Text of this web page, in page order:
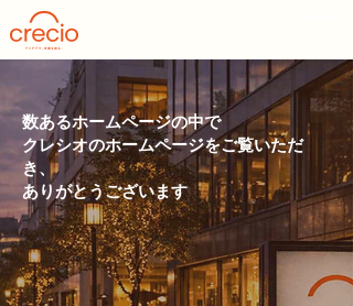
数あるホームページの中で
クレシオのホームページをご覧いただ
き、​
ありがとうございます